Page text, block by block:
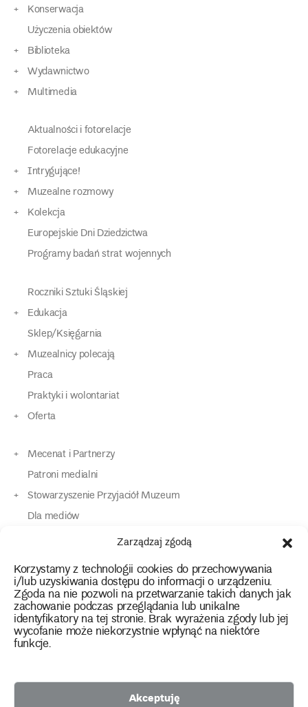
Zarządzaj zgodą
Korzystamy z technologii cookies do przechowywania
i/lub uzyskiwania dostępu do informacji o urządzeniu.
Zgoda na nie pozwoli na przetwarzanie takich danych jak
zachowanie podczas przeglądania lub unikalne
identyfikatory na tej stronie. Brak wyrażenia zgody lub jej
wycofanie może niekorzystnie wpłynąć na niektóre
funkcje.
Akceptuję
Konserwacja
Użyczenia obiektów
Biblioteka
Wydawnictwo
Multimedia
Aktualności i fotorelacje
Fotorelacje edukacyjne
Intrygujące!
Muzealne rozmowy
Kolekcja
Europejskie Dni Dziedzictwa
Programy badań strat wojennych
Roczniki Sztuki Śląskiej
Edukacja
Sklep/Księgarnia
Muzealnicy polecają
Praca
Praktyki i wolontariat
Oferta
Mecenat i Partnerzy
Patroni medialni
Stowarzyszenie Przyjaciół Muzeum
Dla mediów
Dla osób o specjalnych potrzebach
Kontakt
instagram
twitterfacebookyoutube
tiktok
Polityka prywatności